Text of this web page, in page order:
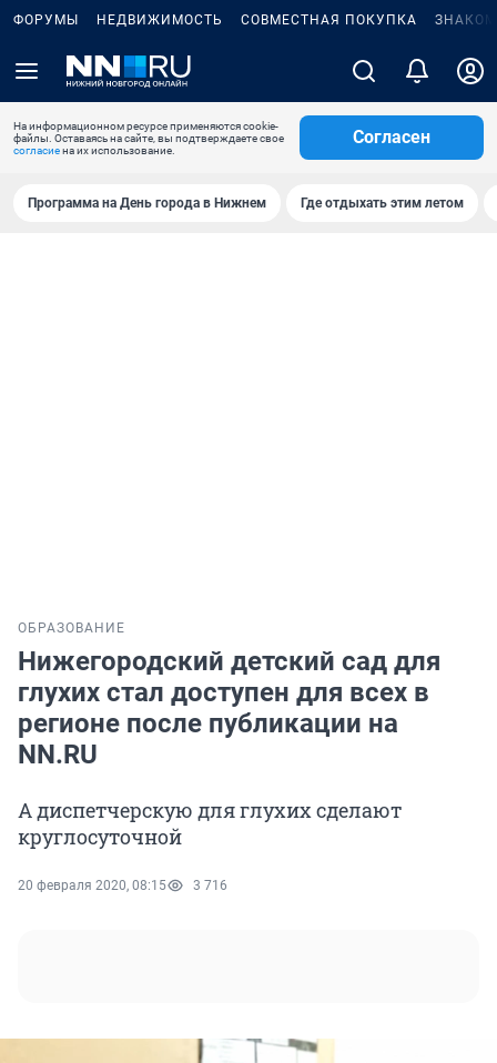
ФОРУМЫ НЕДВИЖИМОСТЬ СОВМЕСТНАЯ ПОКУПКА
На информационном ресурсе применяются cookie-
файлы. Оставаясь на сайте, вы подтверждаете свое
согласиена их использование.
Согласен
Программа на День города в Нижнем Где отдыхать этим летом
ОБРАЗОВАНИЕ
Нижегородский детский сад для
глухих стал доступен для всех в
регионе после публикации на
NN.RU
А диспетчерскую для глухих сделают
круглосуточной
20 февраля 2020, 08:15 3 716